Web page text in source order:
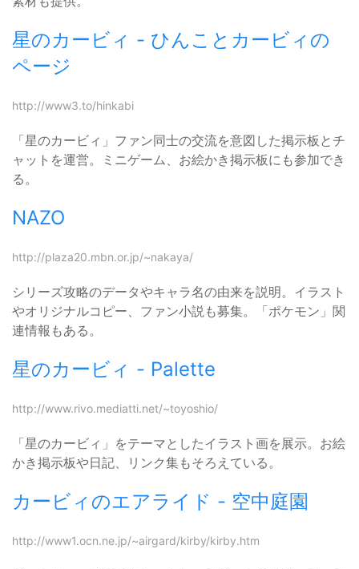
星のカービィ - ひんことカービィの
ページ
http://www3.to/hinkabi
「星のカービィ」ファン同士の交流を意図した掲示板とチ
ャットを運営。ミニゲーム、お絵かき掲示板にも参加でき
る。
NAZO
http://plaza20.mbn.or.jp/~nakaya/
シリーズ攻略のデータやキャラ名の由来を説明。イラスト
やオリジナルコピー、ファン小説も募集。「ポケモン」関
連情報もある。
星のカービィ - Palette
http://www.rivo.mediatti.net/~toyoshio/
「星のカービィ」をテーマとしたイラスト画を展示。お絵
かき掲示板や日記、リンク集もそろえている。
カービィのエアライド - 空中庭園
http://www1.ocn.ne.jp/~airgard/kirby/kirby.htm